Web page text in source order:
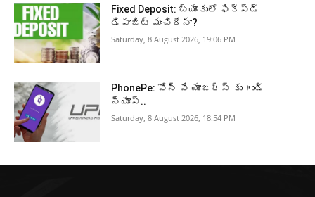
Fixed Deposit: బ్యాంకులో ఫిక్స్డ్
డిపాజిట్ మంచిదేనా?
Saturday, 8 August 2026, 19:06 PM
PhonePe: ఫోన్ పే యూజర్స్ కు గుడ్
న్యూస్..
Saturday, 8 August 2026, 18:54 PM